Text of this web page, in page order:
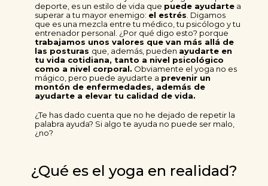
deporte, es un estilo de vida que puede ayudarte a
superar a tu mayor enemigo: el estrés . Digamos
que es una mezcla entre tu médico, tu psicólogo y tu
entrenador personal. ¿Por qué digo esto? porque
trabajamos unos valores que van más allá de
las posturas que, además, pueden ayudarte en
tu vida cotidiana, tanto a nivel psicológico
como a nivel corporal. Obviamente el yoga no es
mágico, pero puede ayudarte a prevenir un
montón de enfermedades, además de
ayudarte a elevar tu calidad de vida.
¿Te has dado cuenta que no he dejado de repetir la
palabra ayuda? Si algo te ayuda no puede ser malo,
¿no?
¿Qué es el yoga en realidad?